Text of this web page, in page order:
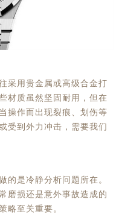
采用贵金属或高级合金打
材质虽然坚固耐用，但在
操作而出现裂痕、划伤等
受到外力冲击，需要我们
的是冷静分析问题所在。
磨损还是意外事故造成的
略至关重要。